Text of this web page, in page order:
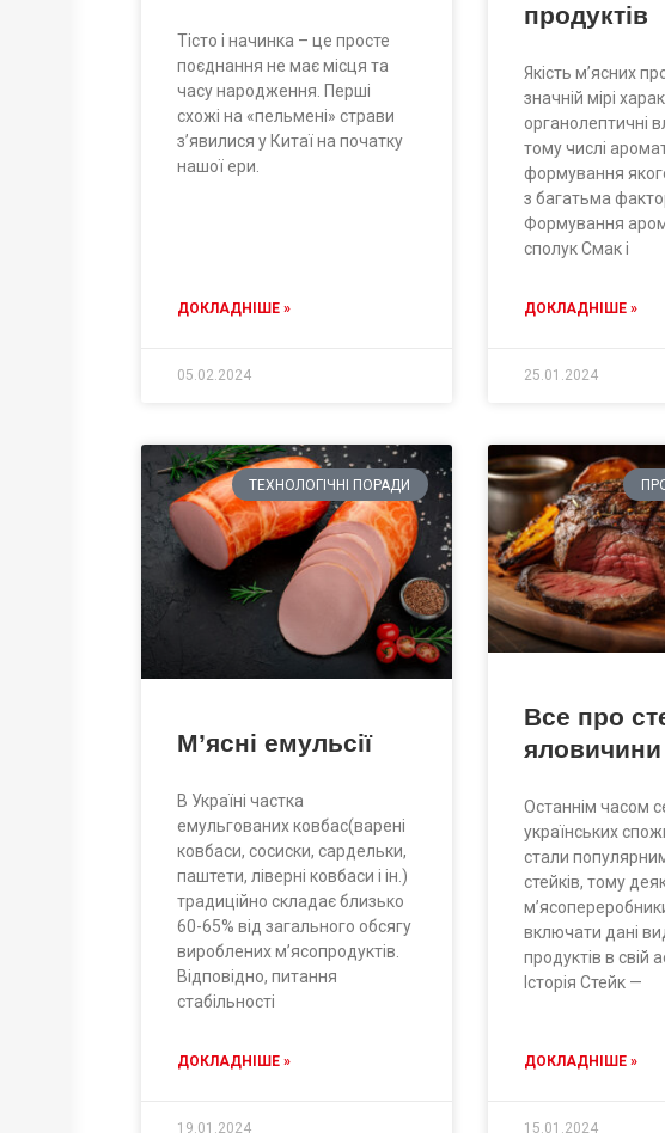
Тісто і начинка – це просте
поєднання не має місця та
часу народження. Перші
схожі на «пельмені» страви
з’явилися у Китаї на початку
нашої ери.
ДОКЛАДНІШЕ »
05.02.2024
продуктів
Якість м’ясних
значній мірі
органолептичні
тому числі
формування
з багатьма
Формування
сполук Смак і
ДОКЛАДНІШЕ »
25.01.2024
ТЕХНОЛОГІЧНІ ПОРАДИ
М’ясні емульсії
В Україні частка
емульгованих ковбас(варені
ковбаси, сосиски, сардельки,
паштети, ліверні ковбаси і ін.)
традиційно складає близько
60-65% від загального обсягу
вироблених м’ясопродуктів.
Відповідно, питання
стабільності
ДОКЛАДНІШЕ »
19.01.2024
Все про
яловичини
Останнім часом
українських
стали
стейків, тому
включати дані
продуктів в свій
Історія Стейк —
ДОКЛАДНІШЕ »
15.01.2024